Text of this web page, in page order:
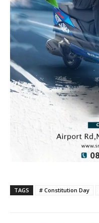
TAGS # Constitution Day